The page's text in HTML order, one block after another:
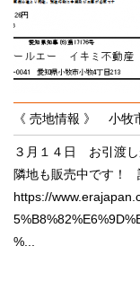
《 売地情報 》 小牧
３月１４日 お引渡し
隣地も販売中です！
https://
%...